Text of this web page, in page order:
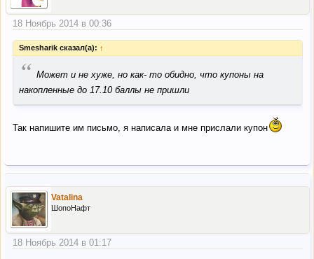
18 Ноябрь 2014 в 00:36
Smesharik сказал(а): ↑
“ Может и не хуже, но как- то обидно, что купоны на
накопленные до 17.10 баллы не пришли
Так напишите им письмо, я написала и мне прислали купон
Vatalina
ШопоНафт
18 Ноябрь 2014 в 01:17